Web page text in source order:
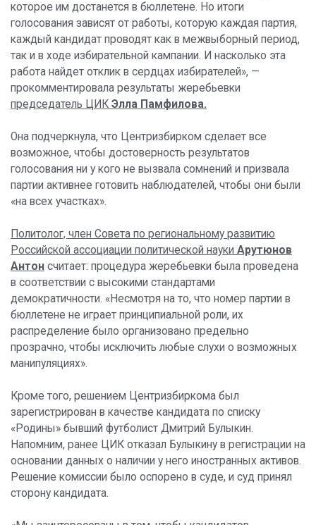
которое им достанется в бюллетене. Но итоги
голосования зависят от работы, которую каждая партия,
каждый кандидат проводят как в межвыборный период,
так и в ходе избирательной кампании. И насколько эта
работа найдет отклик в сердцах избирателей», —
прокомментировала результаты жеребьевки
председатель ЦИК Элла Памфилова.
Она подчеркнула, что Центризбирком сделает все
возможное, чтобы достоверность результатов
голосования ни у кого не вызвала сомнений и призвала
партии активнее готовить наблюдателей, чтобы они были
«на всех участках».
Политолог, член Совета по региональному развитию
Российской ассоциации политической науки Арутюнов
Антон считает: процедура жеребьевки была проведена
в соответствии с высокими стандартами
демократичности. «Несмотря на то, что номер партии в
бюллетене не играет принципиальной роли, их
распределение было организовано предельно
прозрачно, чтобы исключить любые слухи о возможных
манипуляциях».
Кроме того, решением Центризбиркома был
зарегистрирован в качестве кандидата по списку
«Родины» бывший футболист Дмитрий Булыкин.
Напомним, ранее ЦИК отказал Булыкину в регистрации на
основании данных о наличии у него иностранных активов.
Решение комиссии было оспорено в суде, и суд принял
сторону кандидата.